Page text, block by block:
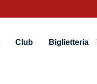
Club Biglietteria